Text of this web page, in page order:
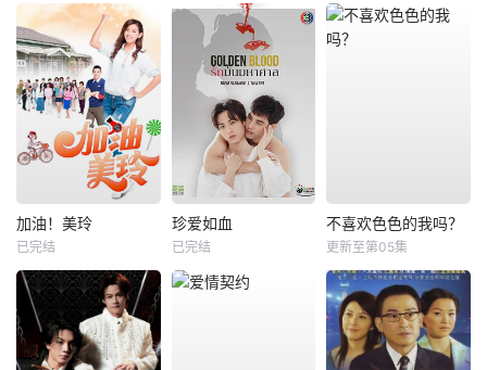
加油！美玲
已完结
珍爱如血
已完结
不喜欢色色的我吗？
更新至第05集